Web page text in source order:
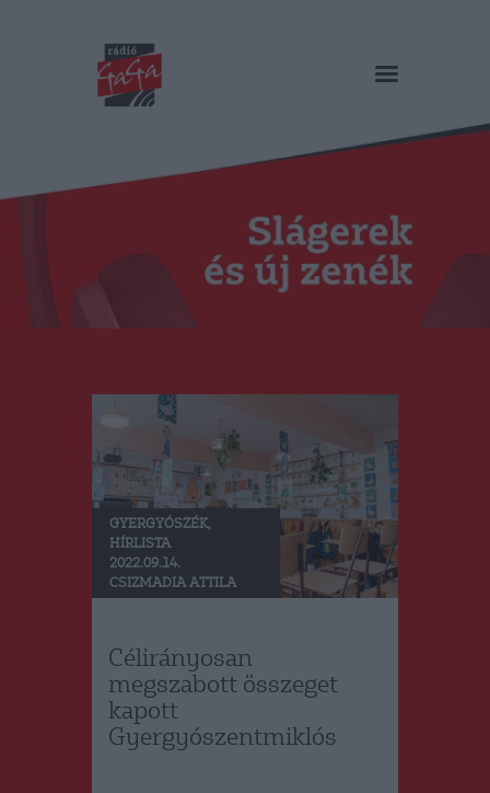
RÁDIÓ GAGA
Műsorok
Duma Duba
Podcast és videók
Stáb
Kapcsolat
GYERGYÓSZÉK,
HÍRLISTA
2022.09.14.
CSIZMADIA ATTILA
Célirányosan
megszabott összeget
kapott
Gyergyószentmiklós